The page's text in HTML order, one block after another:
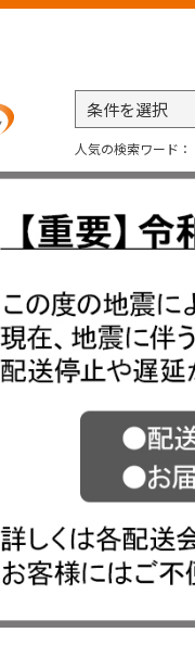
検索
人気の検索ワード：